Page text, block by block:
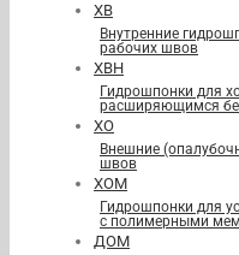
ХВ
Внутренние
рабочих швов
ХВН
Гидрошпонки для
расширяющимся
ХО
Внешние
швов
ХОМ
Гидрошпонки для
с полимерными
ДОМ